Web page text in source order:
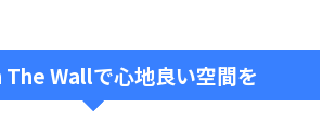
Wallで心地良い空間を